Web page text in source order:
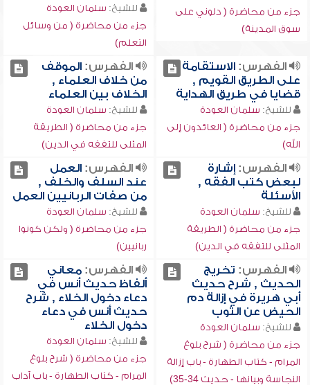
جزء من محاضرة ( دلوني على
سوق المدينة)
للشيخ: سلمان العودة
جزء من محاضرة ( من وسائل
التعلم)
الفهرس:الاستقامة
على الطريق القويم ,
قضايا في طريق الهداية
للشيخ: سلمان العودة
جزء من محاضرة ( العائدون إلى
الله)
الفهرس:الموقف
من خلاف العلماء ,
الخلاف بين العلماء
للشيخ: سلمان العودة
جزء من محاضرة ( الطريقة
المثلى للتفقه في الدين)
الفهرس:إشارة
لبعض كتب الفقه ,
الأسئلة
للشيخ: سلمان العودة
جزء من محاضرة ( الطريقة
المثلى للتفقه في الدين)
الفهرس:العمل
عند السلف والخلف ,
من صفات الربانيين العمل
للشيخ: سلمان العودة
جزء من محاضرة ( ولكن كونوا
ربانيين)
الفهرس: تخريج
الحديث , شرح حديث
أبي هريرة في إزالة دم
الحيض عن الثوب
للشيخ: سلمان العودة
جزء من محاضرة ( شرح بلوغ
المرام - كتاب الطهارة - باب إزالة
النجاسة وبيانها - حديث 34-35)
الفهرس:معاني
ألفاظ حديث أنس في
دعاء دخول الخلاء , شرح
حديث أنس في دعاء
دخول الخلاء
للشيخ: سلمان العودة
جزء من محاضرة ( شرح بلوغ
المرام - كتاب الطهارة - باب آداب